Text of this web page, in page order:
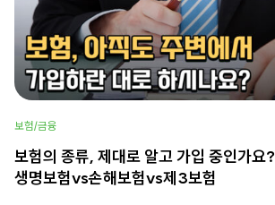
보험/금융
보험의 종류, 제대로 알고 가입 중인가요?
생명보험vs손해보험vs제3보험